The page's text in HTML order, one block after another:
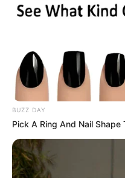
Der
seinem
jährlich tausende
außerdem das zum
Automuseum und die
Altstadt von Langenburg.
Puzzle
BUZZ DAY
Pick A Ring And Nail